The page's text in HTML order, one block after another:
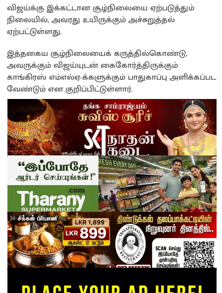
விஜய்க்கு இக்கட்டான சூழ்நிலையை ஏற்படுத்தும்
நிலையில், அவரது உயிருக்கும் அச்சுறுத்தல்
ஏற்பட்டுள்ளது.
இத்தகைய சூழ்நிலையைக் கருத்தில்கொண்டு,
அவருக்கும் விஜய்யுடன் கைகோர்த்திருக்கும்
காங்கிரஸ் எம்எல்ஏ-க்களுக்கும் பாதுகாப்பு அளிக்கப்பட
வேண்டும் என குறிப்பிட்டுள்ளார்.